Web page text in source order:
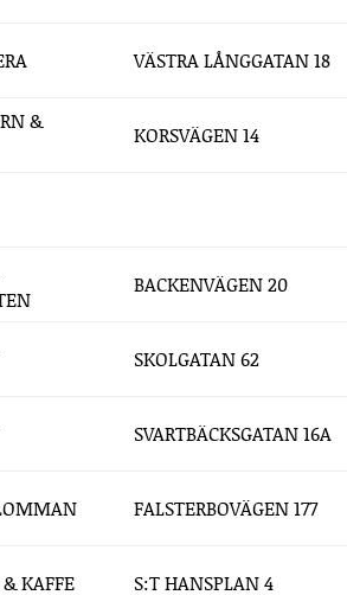
VÄSTRA LÅNGGATAN 18
&
KORSVÄGEN 14
BACKENVÄGEN 20
SKOLGATAN 62
SVARTBÄCKSGATAN 16A
FALSTERBOVÄGEN 177
KAFFE S:T HANSPLAN 4